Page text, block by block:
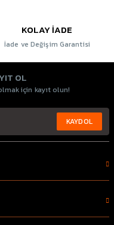
KOLAY İADE
İade ve Değişim Garantisi
OL
için kayıt olun!
KAYDOL